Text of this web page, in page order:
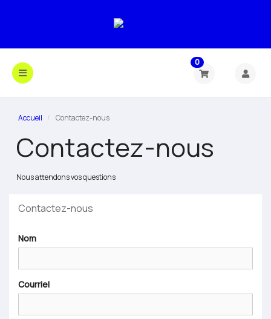
0
Accueil Contactez-nous
Contactez-nous
Nous attendons vos questions
Contactez-nous
Nom
Courriel